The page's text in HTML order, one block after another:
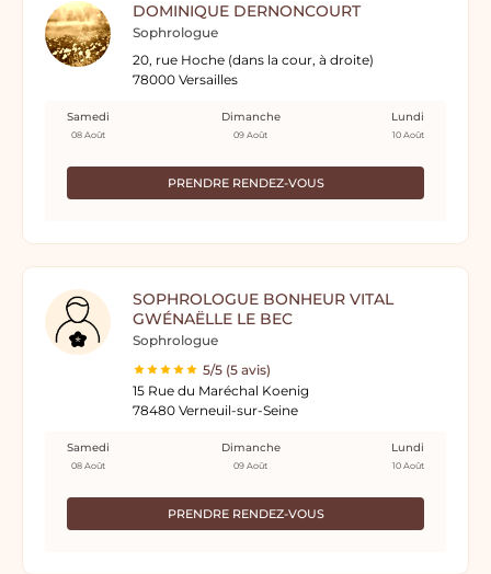
DOMINIQUE DERNONCOURT
Sophrologue
20, rue Hoche (dans la cour, à droite)
78000 Versailles
PRENDRE RENDEZ-VOUS
Samedi
08 Août
Dimanche
09 Août
Lundi
10 Août
SOPHROLOGUE BONHEUR VITAL
GWÉNAËLLE LE BEC
Sophrologue
5/5 (5 avis)
15 Rue du Maréchal Koenig
78480 Verneuil-sur-Seine
PRENDRE RENDEZ-VOUS
Samedi
08 Août
Dimanche
09 Août
Lundi
10 Août